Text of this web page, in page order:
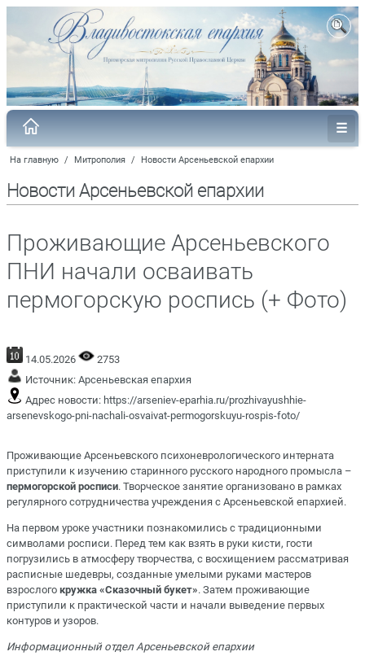
На главную / Митрополия / Новости Арсеньевской епархии
Новости Арсеньевской епархии
Проживающие Арсеньевского
ПНИ начали осваивать
пермогорскую роспись (+ Фото)
14.05.2026
2753
Источник: Арсеньевская епархия
Адрес новости: https://arseniev-eparhia.ru/prozhivayushhie-
arsenevskogo-pni-nachali-osvaivat-permogorskuyu-rospis-foto/
Проживающие Арсеньевского психоневрологического интерната
приступили к изучению старинного русского народного промысла –
пермогорской росписи. Творческое занятие организовано в рамках
регулярного сотрудничества учреждения с Арсеньевской епархией.
На первом уроке участники познакомились с традиционными
символами росписи. Перед тем как взять в руки кисти, гости
погрузились в атмосферу творчества, с восхищением рассматривая
расписные шедевры, созданные умелыми руками мастеров
взрослого кружка «Сказочный букет». Затем проживающие
приступили к практической части и начали выведение первых
контуров и узоров.
Информационный отдел Арсеньевской епархии